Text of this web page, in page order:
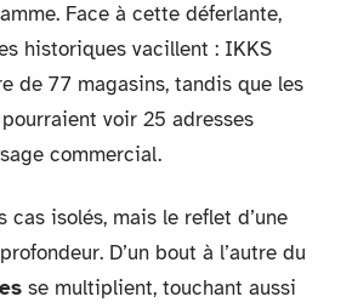
Face à cette déferlante,
historiques vacillent : IKKS
de 77 magasins, tandis que les
voir 25 adresses
commercial.
cas isolés, mais le reflet d’une
D’un bout à l’autre du
se multiplient, touchant aussi